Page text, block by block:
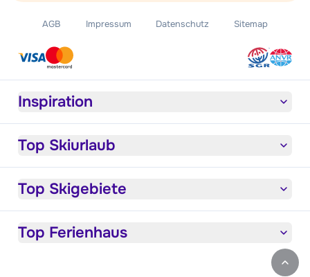
AGB Impressum Datenschutz Sitemap
Inspiration
Top Skiurlaub
Top Skigebiete
Top Ferienhaus